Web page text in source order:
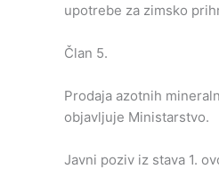
upotrebe za zimsko
Član 5.
Prodaja azotnih
objavljuje Ministarstvo.
Javni poziv iz stava 1.